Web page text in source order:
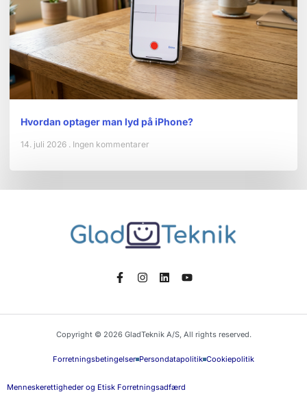
Hvordan optager man lyd på iPhone?
14. juli 2026 Ingen kommentarer
Copyright © 2026 GladTeknik A/S, All rights reserved.
Forretningsbetingelser Persondatapolitik Cookiepolitik
Menneskerettigheder og Etisk Forretningsadfærd